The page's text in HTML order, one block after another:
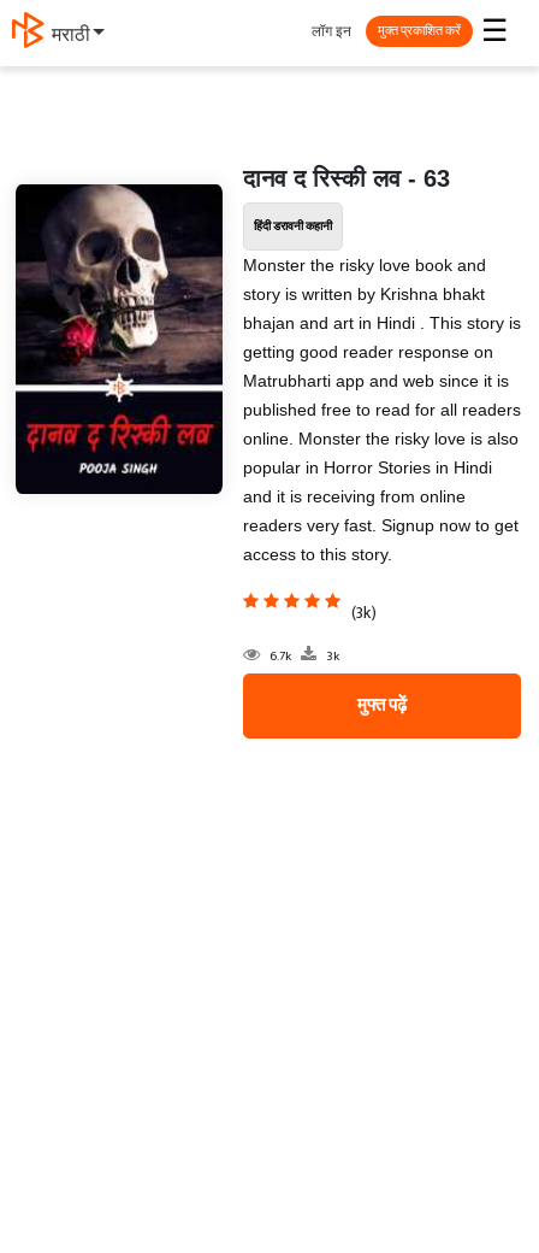
मराठी ☰
लॉग इन मुक्त प्रकाशित करें
दानव द रिस्की लव - 63
हिंदी डरावनी कहानी
Monster the risky love book and
story is written by Krishna bhakt
bhajan and art in Hindi . This story is
getting good reader response on
Matrubharti app and web since it is
published free to read for all readers
online. Monster the risky love is also
popular in Horror Stories in Hindi
and it is receiving from online
readers very fast. Signup now to get
access to this story.
(3k)
6.7k 3k
मुफ्त पढ़ें